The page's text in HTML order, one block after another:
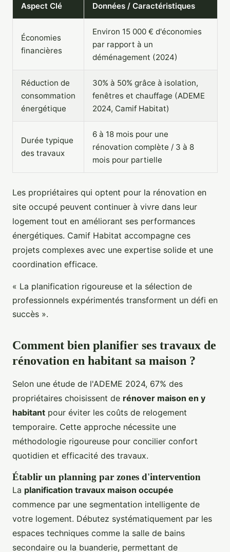
Aspect Clé Données / Caractéristiques
Économies
financières
Environ 15 000 € d'économies
par rapport à un
déménagement (2024)
Réduction de
consommation
énergétique
30% à 50% grâce à isolation,
fenêtres et chauffage (ADEME
2024, Camif Habitat)
Durée typique
des travaux
6 à 18 mois pour une
rénovation complète / 3 à 8
mois pour partielle
Les propriétaires qui optent pour la rénovation en
site occupé peuvent continuer à vivre dans leur
logement tout en améliorant ses performances
énergétiques. Camif Habitat accompagne ces
projets complexes avec une expertise solide et une
coordination efficace.
« La planification rigoureuse et la sélection de
professionnels expérimentés transforment un défi en
succès ».
Comment bien planifier ses travaux de
rénovation en habitant sa maison ?
Selon une étude de l'ADEME 2024, 67% des
propriétaires choisissent de rénover maison en y
habitant pour éviter les coûts de relogement
temporaire. Cette approche nécessite une
méthodologie rigoureuse pour concilier confort
quotidien et efficacité des travaux.
Établir un planning par zones d'intervention
La planification travaux maison occupée
commence par une segmentation intelligente de
votre logement. Débutez systématiquement par les
espaces techniques comme la salle de bains
secondaire ou la buanderie, permettant de